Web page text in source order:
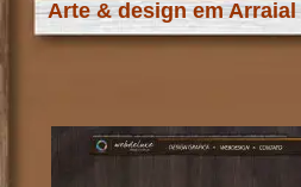
Arte & design em